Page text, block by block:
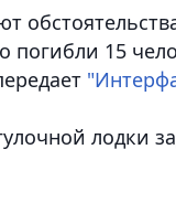
погибли 15
лодки